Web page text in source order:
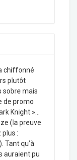
chiffonné
plutôt
sobre mais
de promo
Knight »…
(la preuve
plus :
). Tant qu’à
auraient pu